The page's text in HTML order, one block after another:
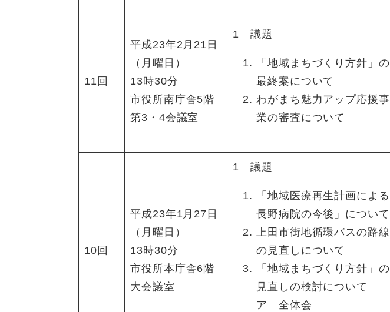
11回
平成23年2月21日
（月曜日）
13時30分
市役所南庁舎5階
第3・4会議室
1 議題
「地域まちづくり方針」の
最終案について
わがまち魅力アップ応援事
業の審査について
10回
平成23年1月27日
（月曜日）
13時30分
市役所本庁舎6階
大会議室
1 議題
「地域医療再生計画による
長野病院の今後」について
上田市街地循環バスの路線
の見直しについて
「地域まちづくり方針」の
見直しの検討について
ア 全体会